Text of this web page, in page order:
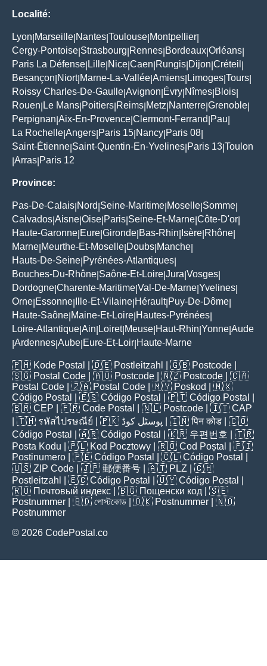
Localité:
Lyon Marseille Nantes Toulouse Montpellier
Cergy-Pontoise Strasbourg Rennes Bordeaux Orléans
Paris La Défense Lille Nice Caen Rungis Dijon Créteil
Besançon Niort| Marne-La-Vallée Amiens Limoges Tours
Roissy Charles-De-Gaulle Avignon Évry Nîmes Blois
Rouen Le Mans Poitiers Reims Metz Nanterre Grenoble
Perpignan Aix-En-Provence Clermont-Ferrand Pau
La Rochelle Angers Paris 15 Nancy Paris 08
Saint-Étienne Saint-Quentin-En-Yvelines Paris 13 Toulon
Arras Paris 12
Province:
Pas-De-Calais Nord Seine-Maritime Moselle Somme
Calvados Aisne Oise Paris Seine-Et-Marne Côte-D'or
Haute-Garonne Eure Gironde Bas-Rhin Isère Rhône
Marne Meurthe-Et-Moselle Doubs Manche
Hauts-De-Seine Pyrénées-Atlantiques
Bouches-Du-Rhône Saône-Et-Loire Jura Vosges
Dordogne Charente-Maritime Val-De-Marne Yvelines
Orne Essonne Ille-Et-Vilaine Hérault| Puy-De-Dôme
Haute-Saône Maine-Et-Loire Hautes-Pyrénées
Loire-Atlantique Ain Loiret| Meuse Haut-Rhin Yonne Aude
Ardennes Aube Eure-Et-Loir Haute-Marne
🇵🇭 Kode Postal | 🇩🇪 Postleitzahl | 🇬🇧 Postcode
🇸🇬 Postal Code | 🇦🇺 Postcode | 🇳🇿 Postcode | 🇨🇦
Postal Code | 🇿🇦 Postal Code | 🇲🇾 Poskod
| 🇲🇽
Código Postal
| 🇪🇸 Código Postal | 🇵🇹 Código Postal
🇧🇷 CEP | 🇫🇷 Code Postal | 🇳🇱 Postcode | 🇮🇹 CAP
| 🇹🇭 รหัสไปรษณีย์ | 🇵🇰 پوسٹل کوڈ | 🇮🇳पिन कोड | 🇨🇴
Código Postal
| 🇦🇷 Código Postal | 🇰🇷 우편번호
| 🇹🇷
Posta Kodu | 🇵🇱 Kod Pocztowy | 🇷🇴 Cod Poștal
| 🇫🇮
Postinumero | 🇵🇪 Código Postal | 🇨🇱 Código Postal
🇺🇸 ZIP Code | 🇯🇵 郵便番号 | 🇦🇹 PLZ | 🇨🇭
Postleitzahl
| 🇪🇨 Código Postal | 🇺🇾 Código Postal
🇷🇺 Почтовый индекс | 🇧🇬 Пощенски код | 🇸🇪
Postnummer | 🇧🇩 পোস্টকোড | 🇩🇰 Postnummer | 🇳🇴
Postnummer
© 2026 CodePostal.co